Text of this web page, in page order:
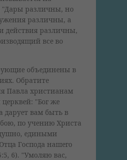
"Дары различны, но
различны, а
действия различны,
все во
объединены в
Обратите
Павла христианам
"Бог же
дарует вам быть в
по учению Христа
едиными
Господа нашего
6). "Умоляю вас,